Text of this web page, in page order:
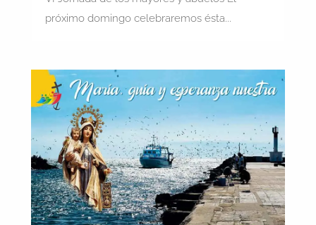
próximo domingo celebraremos ésta...